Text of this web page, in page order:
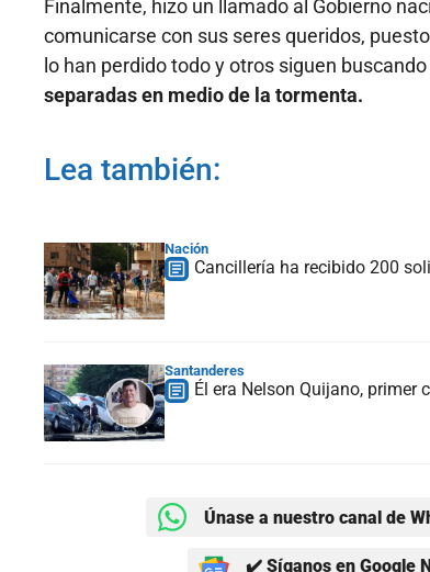
Finalmente, hizo un llamado al Gobierno
comunicarse con sus seres queridos,
lo han perdido todo y otros siguen
separadas en medio de la tormenta.
Lea también:
Nación
Cancillería ha recibido 200
Santanderes
Él era Nelson Quijano, primer
Únase a nuestro canal de
✔️ Síganos en Google